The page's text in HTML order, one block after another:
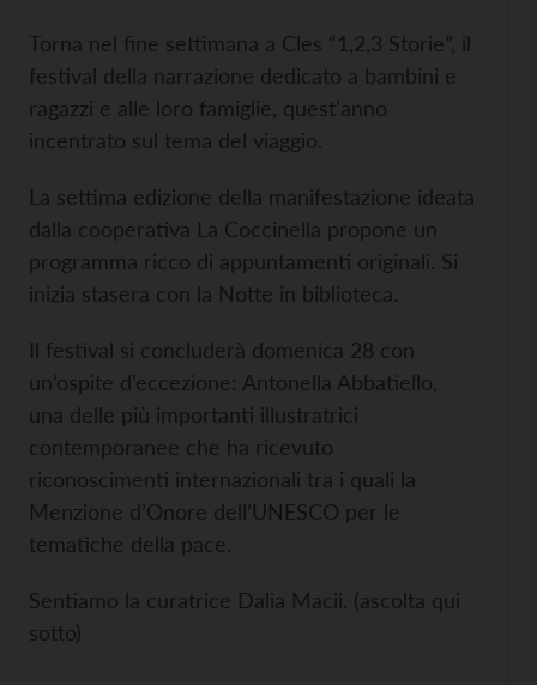
Torna nel fine settimana a Cles “1,2,3 Storie”, il
festival della narrazione dedicato a bambini e
ragazzi e alle loro famiglie, quest’anno
incentrato sul tema del viaggio.
La settima edizione della manifestazione ideata
dalla cooperativa La Coccinella propone un
programma ricco di appuntamenti originali. Si
inizia stasera con la Notte in biblioteca.
Il festival si concluderà domenica 28 con
un’ospite d’eccezione: Antonella Abbatiello,
una delle più importanti illustratrici
contemporanee che ha ricevuto
riconoscimenti internazionali tra i quali la
Menzione d’Onore dell’UNESCO per le
tematiche della pace.
Sentiamo la curatrice Dalia Macii. (ascolta qui
sotto)